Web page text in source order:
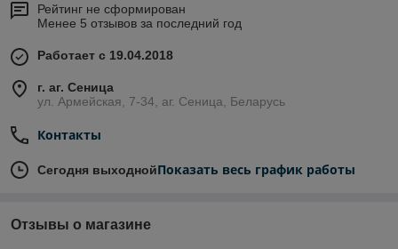
Рейтинг не сформирован
Менее 5 отзывов за последний год
Работает с 19.04.2018
г. аг. Сеница
ул. Армейская, 7-34, аг. Сеница, Беларусь
Контакты
Сегодня выходнойПоказать весь график работы
Отзывы о магазине